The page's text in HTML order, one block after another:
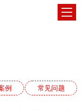
例 常见问题